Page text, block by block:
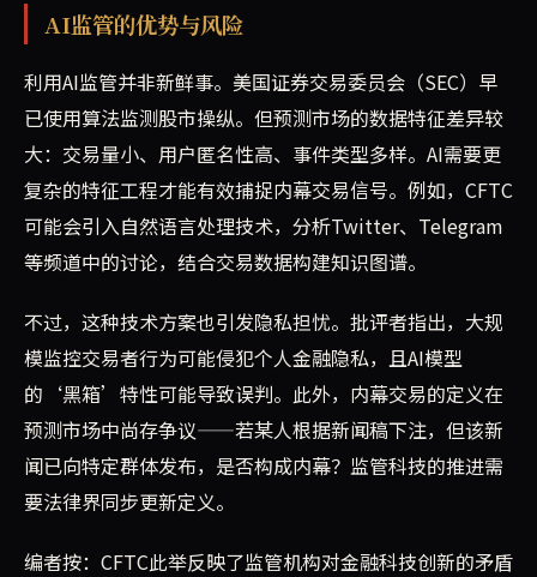
AI监管的优势与风险
利用AI监管并非新鲜事。美国证券交易委员会（SEC）早
已使用算法监测股市操纵。但预测市场的数据特征差异较
大：交易量小、用户匿名性高、事件类型多样。AI需要更
复杂的特征工程才能有效捕捉内幕交易信号。例如，CFTC
可能会引入自然语言处理技术，分析Twitter、Telegram
等频道中的讨论，结合交易数据构建知识图谱。
不过，这种技术方案也引发隐私担忧。批评者指出，大规
模监控交易者行为可能侵犯个人金融隐私，且AI模型
的‘黑箱’特性可能导致误判。此外，内幕交易的定义在
预测市场中尚存争议——若某人根据新闻稿下注，但该新
闻已向特定群体发布，是否构成内幕？监管科技的推进需
要法律界同步更新定义。
编者按：CFTC此举反映了监管机构对金融科技创新的矛盾